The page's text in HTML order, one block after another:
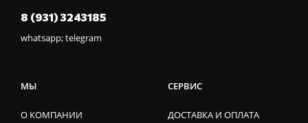
8 (931) 3243185
whatsapp; telegram
МЫ
О КОМПАНИИ
СЕРВИС
ДОСТАВКА И ОПЛАТА